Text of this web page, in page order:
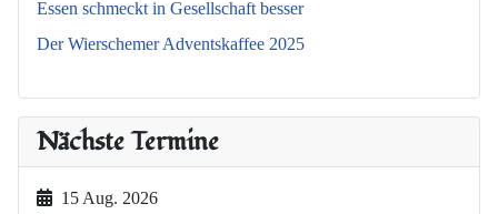
Essen schmeckt in Gesellschaft besser
Der Wierschemer Adventskaffee 2025
Nächste Termine
15 Aug. 2026